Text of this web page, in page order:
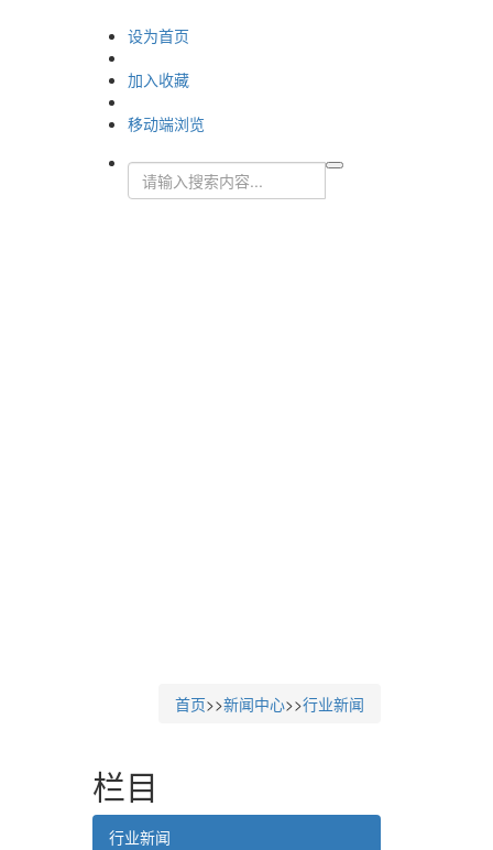
设为首页
加入收藏
移动端浏览
首页>>新闻中心>>行业新闻
栏目
行业新闻